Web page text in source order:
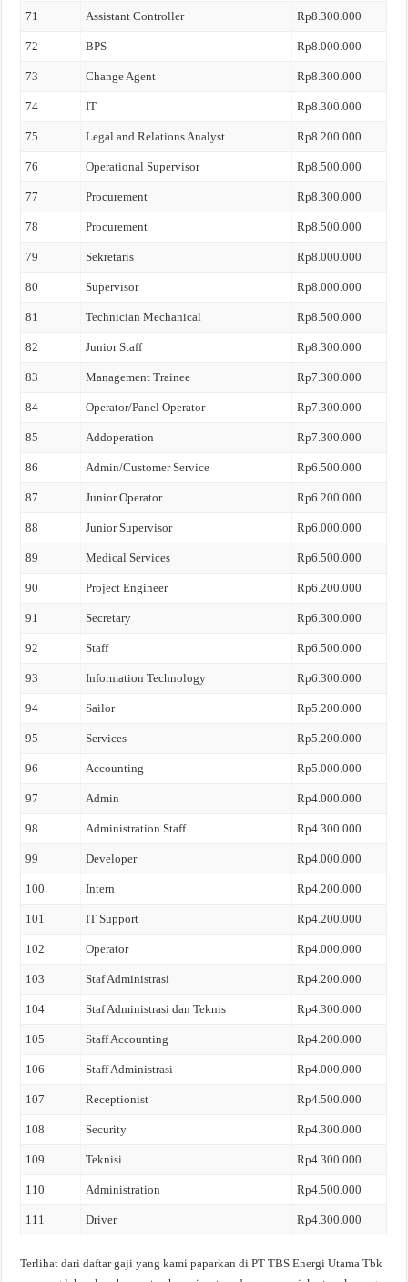
71 Assistant Controller Rp8.300.000
72 BPS Rp8.000.000
73 Change Agent Rp8.300.000
74 IT Rp8.300.000
75 Legal and Relations Analyst Rp8.200.000
76 Operational Supervisor Rp8.500.000
77 Procurement Rp8.300.000
78 Procurement Rp8.500.000
79 Sekretaris Rp8.000.000
80 Supervisor Rp8.000.000
81 Technician Mechanical Rp8.500.000
82 Junior Staff Rp8.300.000
83 Management Trainee Rp7.300.000
84 Operator/Panel Operator Rp7.300.000
85 Addoperation Rp7.300.000
86 Admin/Customer Service Rp6.500.000
87 Junior Operator Rp6.200.000
88 Junior Supervisor Rp6.000.000
89 Medical Services Rp6.500.000
90 Project Engineer Rp6.200.000
91 Secretary Rp6.300.000
92 Staff Rp6.500.000
93 Information Technology Rp6.300.000
94 Sailor Rp5.200.000
95 Services Rp5.200.000
96 Accounting Rp5.000.000
97 Admin Rp4.000.000
98 Administration Staff Rp4.300.000
99 Developer Rp4.000.000
100 Intern Rp4.200.000
101 IT Support Rp4.200.000
102 Operator Rp4.000.000
103 Staf Administrasi Rp4.200.000
104 Staf Administrasi dan Teknis Rp4.300.000
105 Staff Accounting Rp4.200.000
106 Staff Administrasi Rp4.000.000
107 Receptionist Rp4.500.000
108 Security Rp4.300.000
109 Teknisi Rp4.300.000
110 Administration Rp4.500.000
111 Driver Rp4.300.000
Terlihat dari daftar gaji yang kami paparkan di PT TBS Energi Utama Tbk